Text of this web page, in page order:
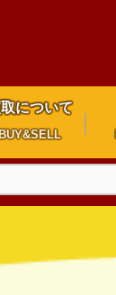
について
BUY&SELL